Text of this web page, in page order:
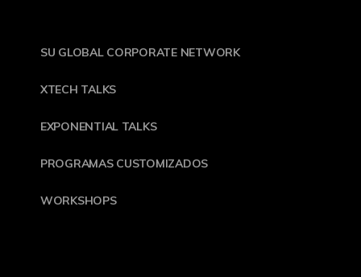
SU GLOBAL CORPORATE NETWORK
XTECH TALKS
EXPONENTIAL TALKS
PROGRAMAS CUSTOMIZADOS
WORKSHOPS